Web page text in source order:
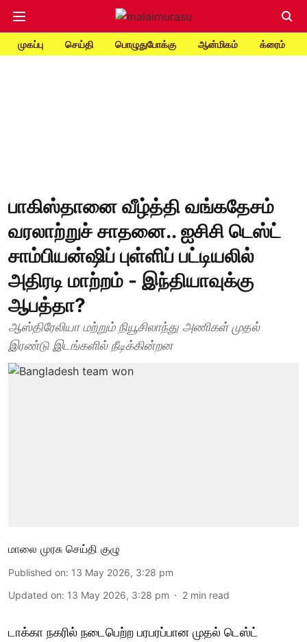
முகப்பு செய்தி பொழுதுபோக்கு ஆன்மிகம் க்ரைம்
பாகிஸ்தானை வீழ்த்தி வங்கதேசம்
வரலாற்றுச் சாதனை.. ஐசிசி டெஸ்ட்
சாம்பியன்ஷிப் புள்ளிப் பட்டியலில்
அதிரடி மாற்றம் - இந்தியாவுக்கு
ஆபத்தா?
ஆஸ்திரேலியா மற்றும் நியூசிலாந்து அணிகள் முதல்
இரண்டு இடங்களில் நீடிக்கின்றன
மாலை முரசு செய்தி குழு
Published on: 13 May 2026, 3:28 pm
Updated on: 13 May 2026, 3:28 pm 2 min read
டாக்கா நகரில் நடைபெற்ற பரபரப்பான முதல் டெஸ்ட்